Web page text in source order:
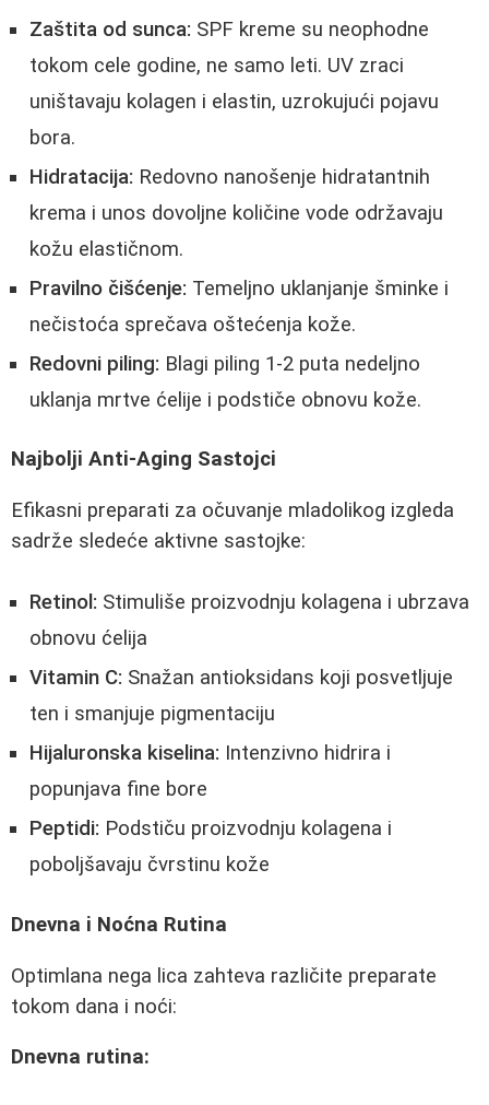
Zaštita od sunca: SPF kreme su neophodne
tokom cele godine, ne samo leti. UV zraci
uništavaju kolagen i elastin, uzrokujući pojavu
bora.
Hidratacija: Redovno nanošenje hidratantnih
krema i unos dovoljne količine vode održavaju
kožu elastičnom.
Pravilno čišćenje: Temeljno uklanjanje šminke i
nečistoća sprečava oštećenja kože.
Redovni piling: Blagi piling 1-2 puta nedeljno
uklanja mrtve ćelije i podstiče obnovu kože.
Najbolji Anti-Aging Sastojci
Efikasni preparati za očuvanje mladolikog izgleda
sadrže sledeće aktivne sastojke:
Retinol: Stimuliše proizvodnju kolagena i ubrzava
obnovu ćelija
Vitamin C: Snažan antioksidans koji posvetljuje
ten i smanjuje pigmentaciju
Hijaluronska kiselina: Intenzivno hidrira i
popunjava fine bore
Peptidi: Podstiču proizvodnju kolagena i
poboljšavaju čvrstinu kože
Dnevna i Noćna Rutina
Optimlana nega lica zahteva različite preparate
tokom dana i noći:
Dnevna rutina: